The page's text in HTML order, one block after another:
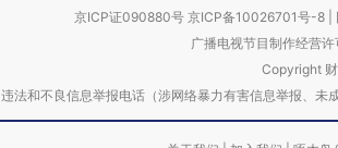
京ICP证090880号 京ICP备10026701号-8
广播电视节目制作经营
Copyright
违法和不良信息举报电话（涉网络暴力有害信息举报、